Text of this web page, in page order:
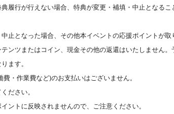
履行が行えない場合、特典が変更・補填・中止となる
止となった場合、その他本イベントの応援ポイントが
ンツまたはコイン、現金その他の返還はいたしません
ます。
・作業費など)のお支払いはございません。
ださい。
ントに反映されませんので、ご注意ください。